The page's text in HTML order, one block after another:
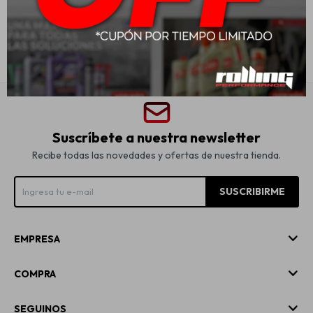
USD25,00
Suscríbete a nuestra newsletter
Recibe todas las novedades y ofertas de nuestra tienda.
SUSCRIBIRME
EMPRESA
COMPRA
SEGUINOS